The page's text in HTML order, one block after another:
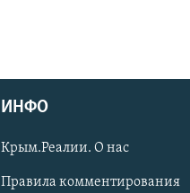
ИНФО
Крым.Реалии. О нас
Правила комментирования